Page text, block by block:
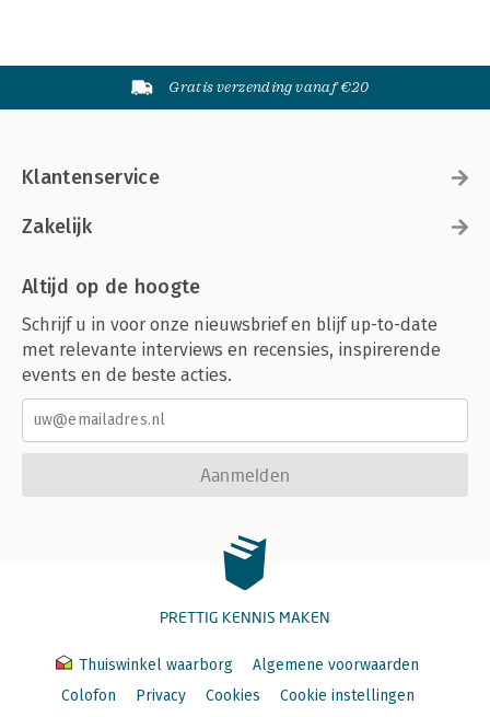
Gratis verzending vanaf €20
Klantenservice
Zakelijk
Altijd op de hoogte
Schrijf u in voor onze nieuwsbrief en blijf up-to-date
met relevante interviews en recensies, inspirerende
events en de beste acties.
Aanmelden
PRETTIG KENNIS MAKEN
Thuiswinkel waarborg
Algemene voorwaarden
Colofon
Privacy Cookies
Cookie instellingen